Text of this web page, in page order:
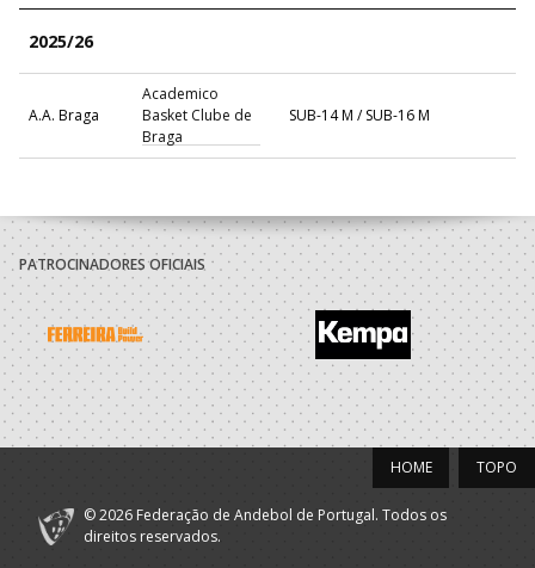
2025/26
A.A. Braga
Academico
Basket Clube de
Braga
SUB-14 M / SUB-16 M
PATROCINADORES OFICIAIS
TOPO
HOME
© 2026 Federação de Andebol de Portugal. Todos os
direitos reservados.